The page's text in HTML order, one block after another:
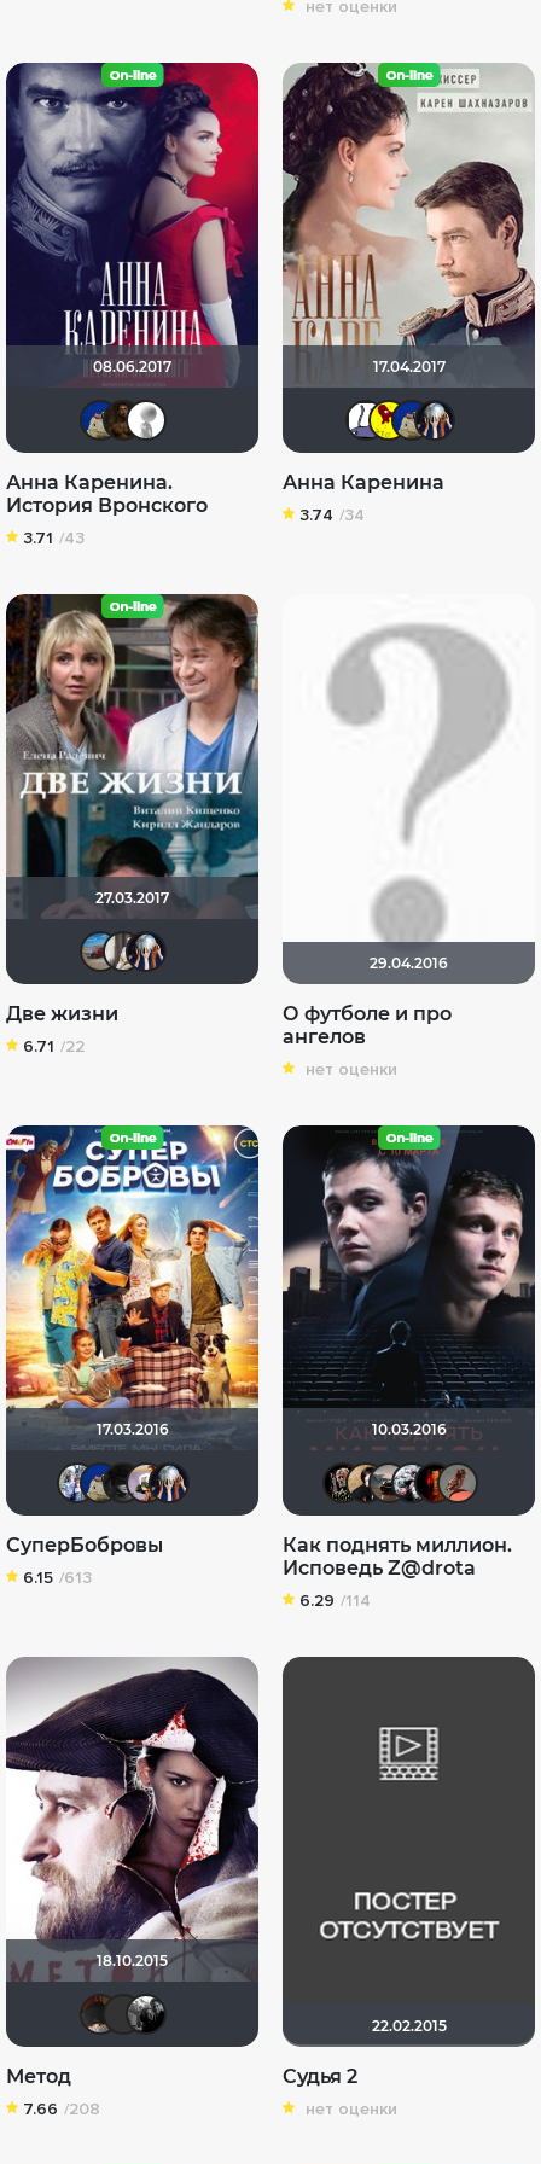
нет оценки
08.06.2017
Juve38Scudetto
~ Aleksandr ~
Анна Каренина.
История Вронского
3.71 /43
17.04.2017
Анна Каренина
3.74 /34
27.03.2017
djorgazm
Третья nJIaHeTa
Диян Кръстев
Две жизни
6.71 /22
29.04.2016
О футболе и про
ангелов
нет оценки
17.03.2016
Риша_88 Марфа Андреевна я
Диян Кръстев
СуперБобровы
6.15 /613
10.03.2016
Бомжара
Как поднять миллион.
Исповедь Z@drota
6.29 /114
18.10.2015
Метод
7.66 /208
22.02.2015
Судья 2
нет оценки